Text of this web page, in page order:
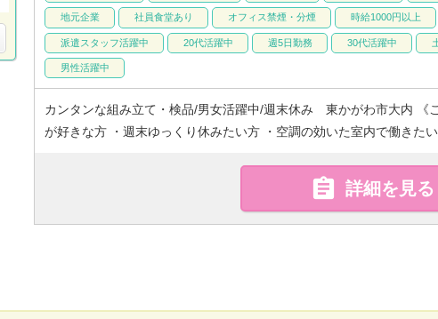
地元企業 社員食堂あり オフィス禁煙・分煙 時給1000円以上
派遣スタッフ活躍中 20代活躍中 週5日勤務 30代活躍中
男性活躍中
カンタンな組み立て・検品/男女活躍中/週末休み 東かがわ市大内 《
が好きな方 ・週末ゆっくり休みたい方 ・空調の効いた室内で働きた
 詳細を見る